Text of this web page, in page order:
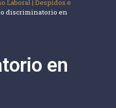
Laboral | Despidos e
discriminatorio en
en